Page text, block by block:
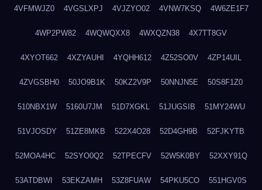
4VFMWJZ0 4VGSLXPJ 4VJZYO02 4VNW7KSQ 4W6ZE1F7
4WP2PW82 4WQWQXX8 4WXQZN38 4X7TT8GV
4XYOT662 4XZYAUHI 4YQHH612 4Z52SO0V 4ZP14UIL
4ZVGSBH0 50JO9B1K 50KZ2V9P 50NNJN5E 50S8F1Z0
510NBX1W 5160U7JM 51D7XGKL 51JUGSIB 51MY24WU
51VJOSDY 51ZE8MKB 522X4O28 52D4GH9B 52FJKYTB
52MOA4HC 52SYO0Q2 52TPECFV 52W5K0BY 52XXY91Q
53ATDBWI 53EKZAMH 53Z8FUAW 54PKU5CO 551HGV0S